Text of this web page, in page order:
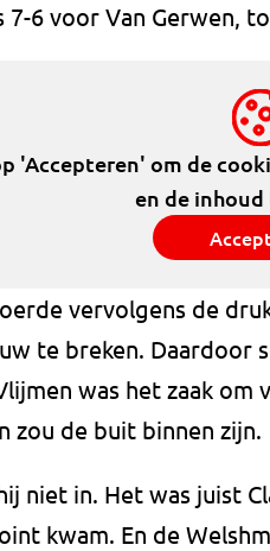
6 voor Van Gerwen,
'Accepteren' om de
en de
vervolgens de
te breken. Daardoor
was het zaak om
zou de buit binnen zijn.
niet in. Het was juist
kwam. En de